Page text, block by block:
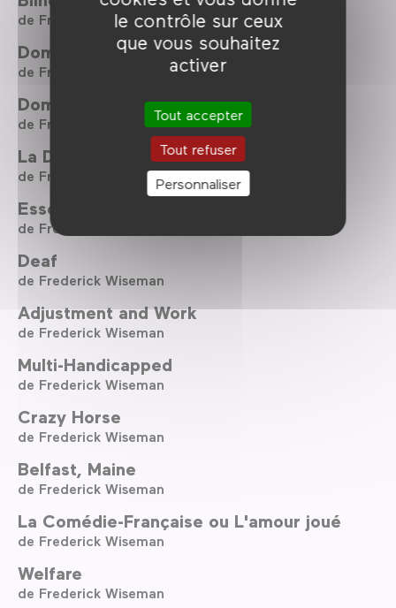
le contrôle sur ceux
que vous souhaitez
activer
Tout accepter
Tout refuser
Personnaliser
de Frederick Wiseman
Domestic Violence
de Frederick Wiseman
Domestic Violence 2
de Frederick Wiseman
La Danse, le ballet de l’Opéra de Paris
de Frederick Wiseman
Essene
de Frederick Wiseman
Deaf
de Frederick Wiseman
Adjustment and Work
de Frederick Wiseman
Multi-Handicapped
de Frederick Wiseman
Crazy Horse
de Frederick Wiseman
Belfast, Maine
de Frederick Wiseman
La Comédie-Française ou L'amour joué
de Frederick Wiseman
Welfare
de Frederick Wiseman